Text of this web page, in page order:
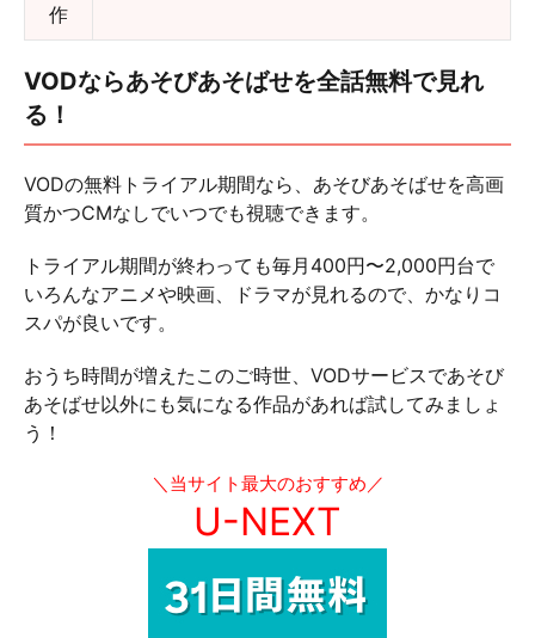
作
VODならあそびあそばせを全話無料で見れ
る！
VODの無料トライアル期間なら、あそびあそばせを高画
質かつCMなしでいつでも視聴できます。
トライアル期間が終わっても毎月400円〜2,000円台で
いろんなアニメや映画、ドラマが見れるので、かなりコ
スパが良いです。
おうち時間が増えたこのご時世、VODサービスであそび
あそばせ以外にも気になる作品があれば試してみましょ
う！
＼当サイト最大のおすすめ／
U-NEXT